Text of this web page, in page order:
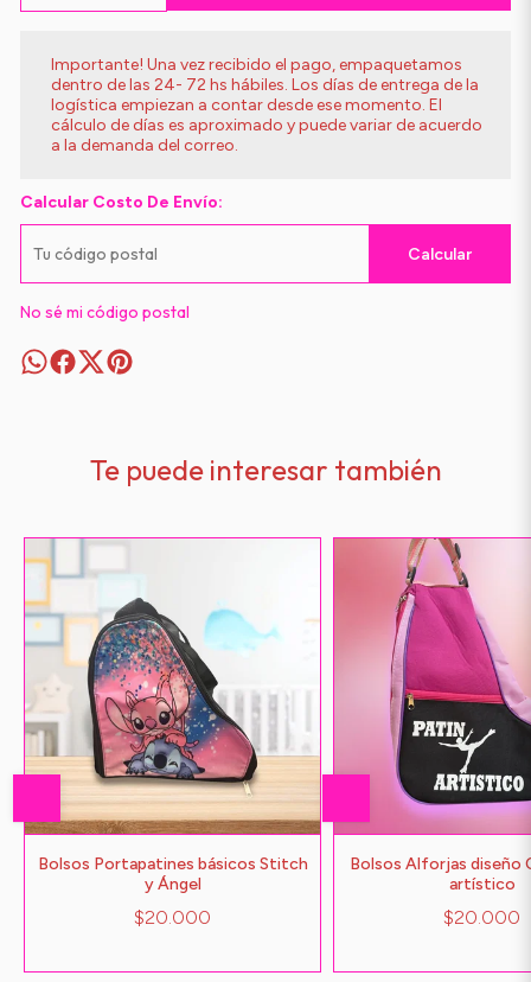
Importante! Una vez recibido el pago, empaquetamos
dentro de las 24- 72 hs hábiles. Los días de entrega de la
logística empiezan a contar desde ese momento. El
cálculo de días es aproximado y puede variar de acuerdo
a la demanda del correo.
Calcular Costo De Envío:
Calcular
No sé mi código postal
Te puede interesar también
Bolsos Portapatines básicos Stitch
y Ángel
$20.000
Bolsos Alforjas diseño
artístico
$20.000